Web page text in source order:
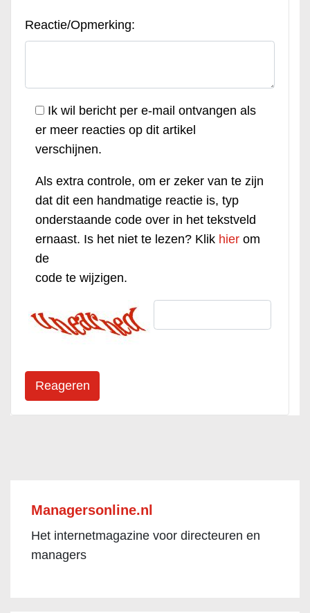
Reactie/Opmerking:
Ik wil bericht per e-mail ontvangen als
er meer reacties op dit artikel
verschijnen.
Als extra controle, om er zeker van te zijn
dat dit een handmatige reactie is, typ
onderstaande code over in het tekstveld
ernaast. Is het niet te lezen? Klik hier om
de
code te wijzigen.
Managersonline.nl
Het internetmagazine voor directeuren en
managers